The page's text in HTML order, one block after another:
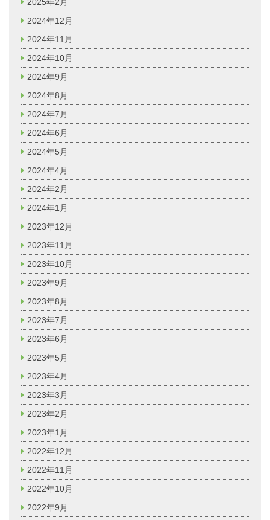
2024年12月
2024年11月
2024年10月
2024年9月
2024年8月
2024年7月
2024年6月
2024年5月
2024年4月
2024年2月
2024年1月
2023年12月
2023年11月
2023年10月
2023年9月
2023年8月
2023年7月
2023年6月
2023年5月
2023年4月
2023年3月
2023年2月
2023年1月
2022年12月
2022年11月
2022年10月
2022年9月